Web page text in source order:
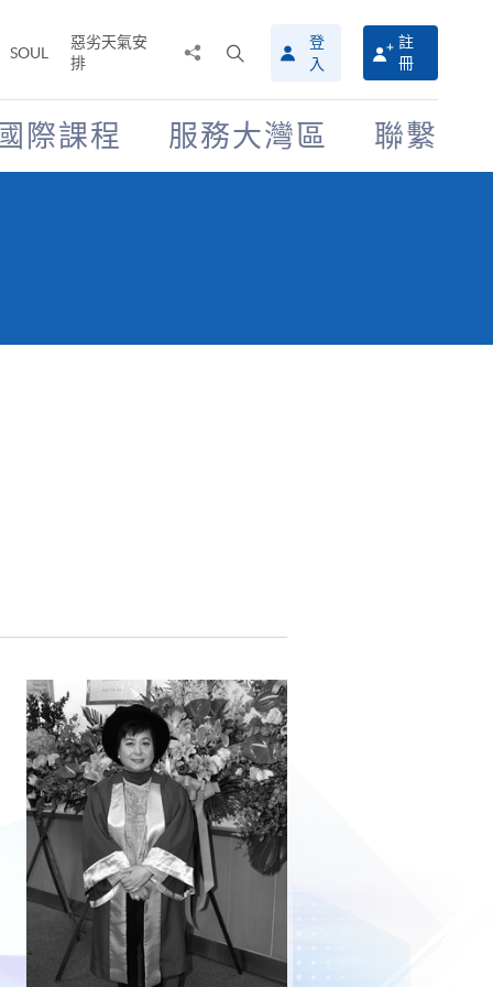
SOUL
惡劣天氣安
排
搜
尋
介
面
登
入
註
冊
際課程 服務大灣區 聯繫